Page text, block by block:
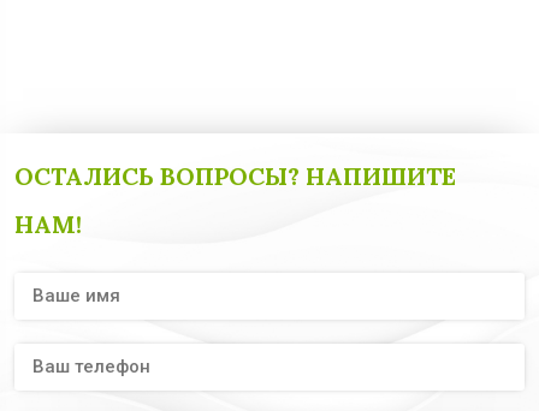
ОСТАЛИСЬ ВОПРОСЫ? НАПИШИТЕ
НАМ!